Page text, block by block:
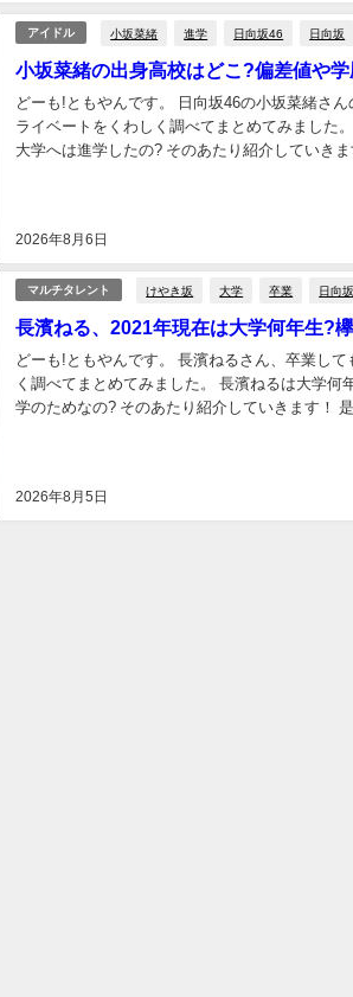
アイドル 小坂菜緒 進学 日向坂46 日向坂
小坂菜緒の出身高校はどこ?偏差値や
2026年8月6日
どーも!ともやんです。 日向坂46の小坂菜緒さ
ライベートをくわしく調べてまとめてみました。 出身高校はどこ？ 偏差値ってどのくらいな
大学へは進学したの? そのあたり紹介していきます！ 是非最後までご覧ください。 小坂菜緒のプ
マルチタレント けやき坂 大学 卒業 日向
長濱ねる、2021年現在は大学何年生?
2026年8月5日
どーも!ともやんです。 長濱ねるさん、卒業し
く調べてまとめてみました。 長濱ねるは大学何年生？ どこの大学に通ってるの? 卒業理由って進
学のためなの? そのあたり紹介していきます！ 是非最後までご覧ください。 長濱ねるのプロフィ